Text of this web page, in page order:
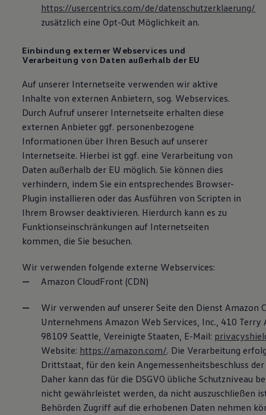
https://usercentrics.com/de/datenschutzerklaerung/
zusätzlich eine Opt-Out Möglichkeit an.
Einbindung externer Webservices und
Verarbeitung von Daten außerhalb der EU
Auf unserer Internetseite verwenden wir aktive
Inhalte von externen Anbietern, sog. Webservices.
Durch Aufruf unserer Internetseite erhalten diese
externen Anbieter ggf. personenbezogene
Informationen über Ihren Besuch auf unserer
Internetseite. Hierbei ist ggf. eine Verarbeitung von
Daten außerhalb der EU möglich. Sie können dies
verhindern, indem Sie ein entsprechendes Browser-
Plugin installieren oder das Ausführen von Scripten in
Ihrem Browser deaktivieren. Hierdurch kann es zu
Funktionseinschränkungen auf Internetseiten
kommen, die Sie besuchen.
Wir verwenden folgende externe Webservices:
Amazon CloudFront (CDN)
Wir verwenden auf unserer Seite den Dienst Amazon
Unternehmens Amazon Web Services, Inc., 410
98109 Seattle, Vereinigte Staaten, E-Mail:
Website: https://amazon.com/. Die Verarbeitung
Drittstaat, für den kein Angemessenheitsbeschluss
Daher kann das für die DSGVO übliche Schutzniveau
nicht gewährleistet werden, da nicht auszuschließen
Behörden Zugriff auf die erhobenen Daten nehmen